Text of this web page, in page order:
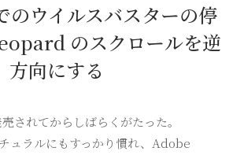
のウイルスバスターの停
のスクロールを逆
方向にする
されてからしばらくがたった。
ュラルにもすっかり慣れ、Adobe